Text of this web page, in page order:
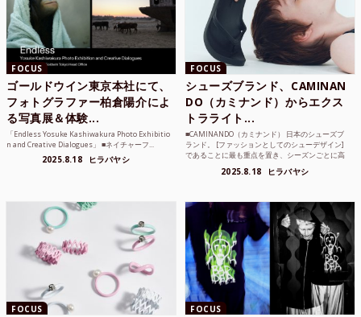
FOCUS
ゴールドウイン東京本社にて、
フォトグラファー柏倉陽介によ
る写真展＆体験...
「Endless Yosuke Kashiwakura Photo Exhibitio
n and Creative Dialogues」 ■ネイチャーフ...
2025.8.18 ヒラバヤシ
FOCUS
シューズブランド、CAMINAN
DO（カミナンド）からエクス
トラライト...
■CAMINANDO（カミナンド） 日本のシューズブ
ランド。 [ファッションとしてのシューデザイン]
であることに最も重点を置き、シーズンごとに高
2025.8.18 ヒラバヤシ
FOCUS FOCUS